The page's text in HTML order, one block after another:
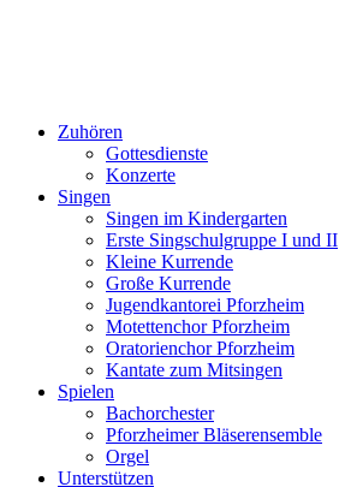
Zuhören
Gottesdienste
Konzerte
Singen
Singen im Kindergarten
Erste Singschulgruppe I und II
Kleine Kurrende
Große Kurrende
Jugendkantorei Pforzheim
Motettenchor Pforzheim
Oratorienchor Pforzheim
Kantate zum Mitsingen
Spielen
Bachorchester
Pforzheimer Bläserensemble
Orgel
Unterstützen